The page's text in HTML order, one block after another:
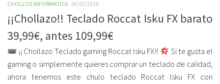
CHOLLOS INFORMATICA 06/05/2018
¡¡Chollazo!! Teclado Roccat Isku FX barato
39,99€, antes 109,99€
¡¡ Chollazo Teclado gaming Roccat Isku FX!!
Si te gusta el
gaming o simplemente quieres comprar un teclado de calidad,
ahora tenemos este chulo teclado Roccat Isku FX con